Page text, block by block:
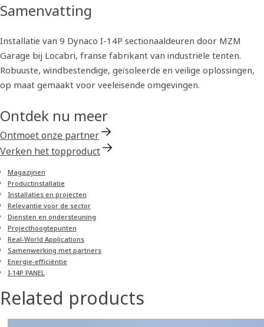
Samenvatting
Installatie van 9 Dynaco I-14P sectionaaldeuren door MZM
Garage bij Locabri, franse fabrikant van industriële tenten.
Robuuste, windbestendige, geïsoleerde en veilige oplossingen,
op maat gemaakt voor veeleisende omgevingen.
Ontdek nu meer
Ontmoet onze partner
Verken het topproduct
Magazijnen
Productinstallatie
Installaties en projecten
Relevantie voor de sector
Diensten en ondersteuning
Project­hoogtepunten
Real-World Applications
Samenwerking met partners
Energie-efficiëntie
I-14P PANEL
Related products